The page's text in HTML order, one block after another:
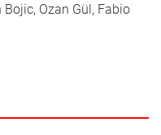
Bojic, Ozan Gül, Fabio